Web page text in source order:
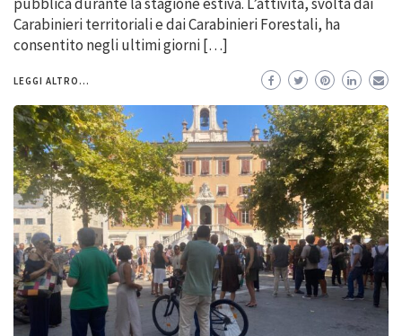
Carabinieri territoriali e dai Carabinieri Forestali, ha
consentito negli ultimi giorni […]
LEGGI ALTRO...